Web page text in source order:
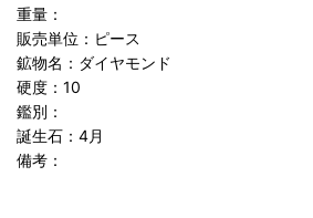
重量：
販売単位：ピース
鉱物名：ダイヤモンド
硬度：10
鑑別：
誕生石：4月
備考：